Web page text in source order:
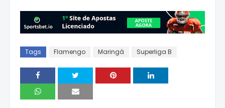
Tags Flamengo Maringá Superliga B